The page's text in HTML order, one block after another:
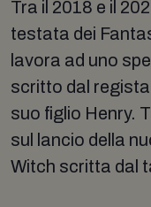
Tra il 2018 e il
testata dei
lavora ad uno
scritto dal
suo figlio Henry.
sul lancio della
Witch scritta dal